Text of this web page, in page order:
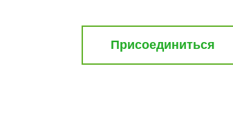
Присоединиться